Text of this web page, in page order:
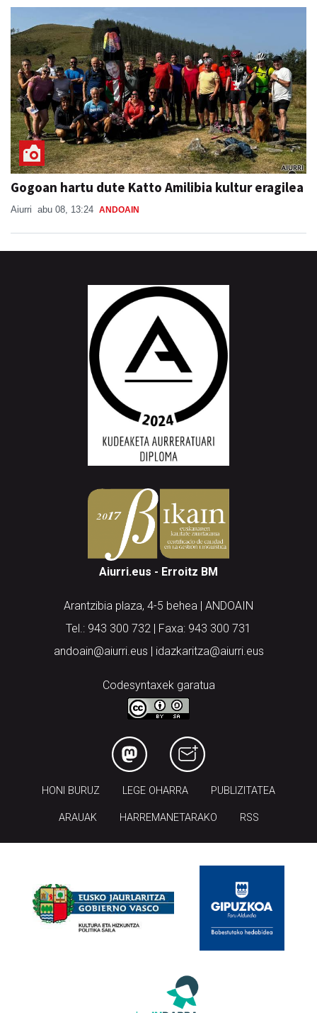
Gogoan hartu dute Katto Amilibia kultur eragilea
Aiurri abu 08, 13:24 ANDOAIN
Aiurri.eus - Erroitz BM
Arantzibia plaza, 4-5 behea | ANDOAIN
Tel.: 943 300 732 | Faxa: 943 300 731
andoain@aiurri.eus | idazkaritza@aiurri.eus
Codesyntaxek garatua
HONI BURUZ LEGE OHARRA PUBLIZITATEA
ARAUAK HARREMANETARAKO RSS